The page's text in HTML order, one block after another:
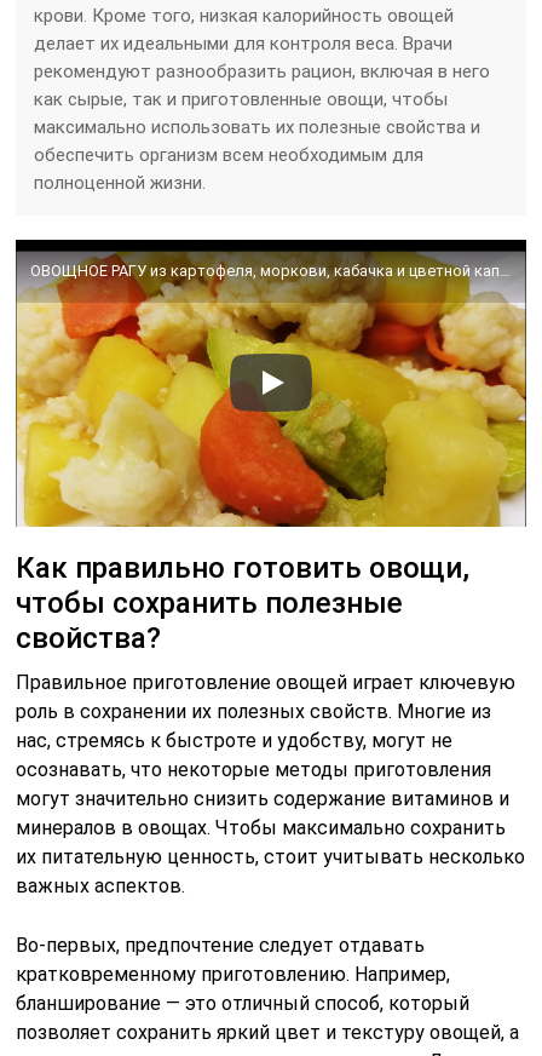
крови. Кроме того, низкая калорийность овощей
делает их идеальными для контроля веса. Врачи
рекомендуют разнообразить рацион, включая в него
как сырые, так и приготовленные овощи, чтобы
максимально использовать их полезные свойства и
обеспечить организм всем необходимым для
полноценной жизни.
Как правильно готовить овощи,
чтобы сохранить полезные
свойства?
Правильное приготовление овощей играет ключевую
роль в сохранении их полезных свойств. Многие из
нас, стремясь к быстроте и удобству, могут не
осознавать, что некоторые методы приготовления
могут значительно снизить содержание витаминов и
минералов в овощах. Чтобы максимально сохранить
их питательную ценность, стоит учитывать несколько
важных аспектов.
Во-первых, предпочтение следует отдавать
кратковременному приготовлению. Например,
бланширование — это отличный способ, который
позволяет сохранить яркий цвет и текстуру овощей, а